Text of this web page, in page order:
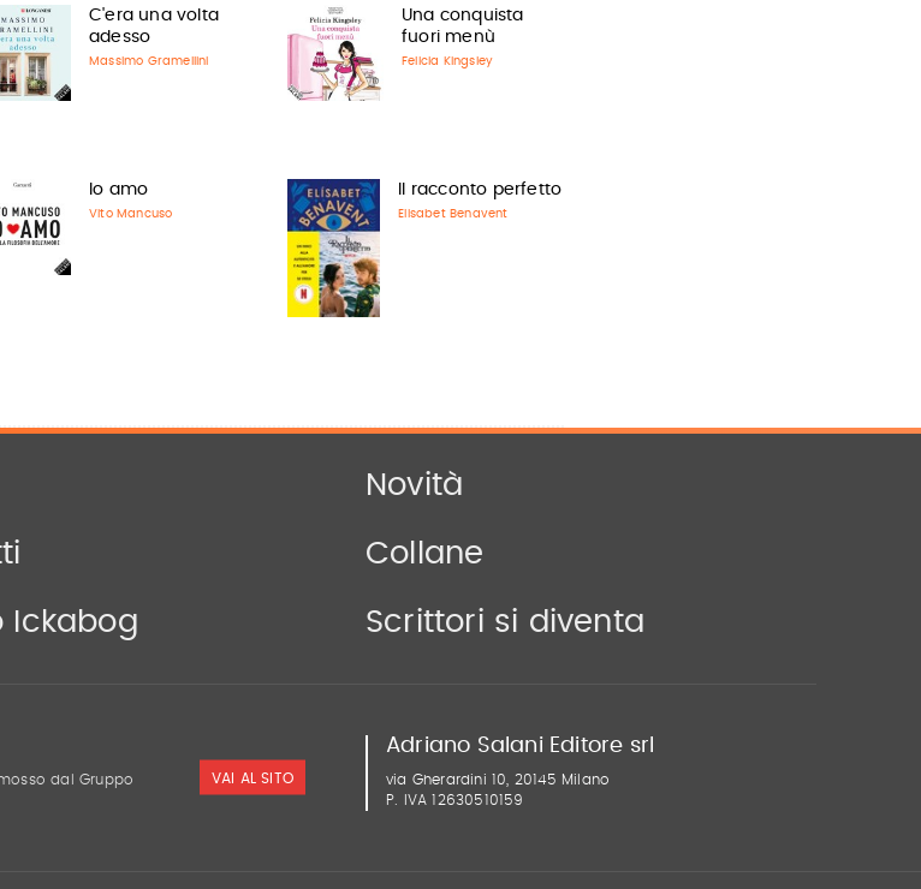
C'era una volta
adesso
Massimo Gramellini
Una conquista
fuori menù
Felicia Kingsley
Io amo
Vito Mancuso
Il racconto perfetto
Elisabet Benavent
Novità
Collane
Ickabog Scrittori si diventa
dal Gruppo
VAI AL SITO
Adriano Salani Editore srl
via Gherardini 10, 20145 Milano
P. IVA 12630510159